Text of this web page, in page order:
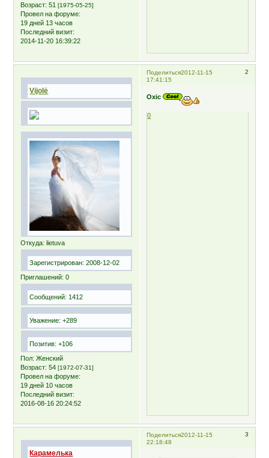
Возраст: 51[1975-05-25]
Провел на форуме:
19 дней 13 часов
Последний визит:
2014-11-20 16:39:22
Поделиться 2
2012-11-15
17:41:15
Vijolė
Откуда: lietuva
Зарегистрирован: 2008-12-02
Приглашений: 0
Сообщений: 1412
Уважение: +289
Позитив: +106
Пол: Женский
Возраст: 54[1972-07-31]
Провел на форуме:
19 дней 10 часов
Последний визит:
2016-08-16 20:24:52
Oxic
0
Поделиться 3
2012-11-15
22:18:48
Карамелька